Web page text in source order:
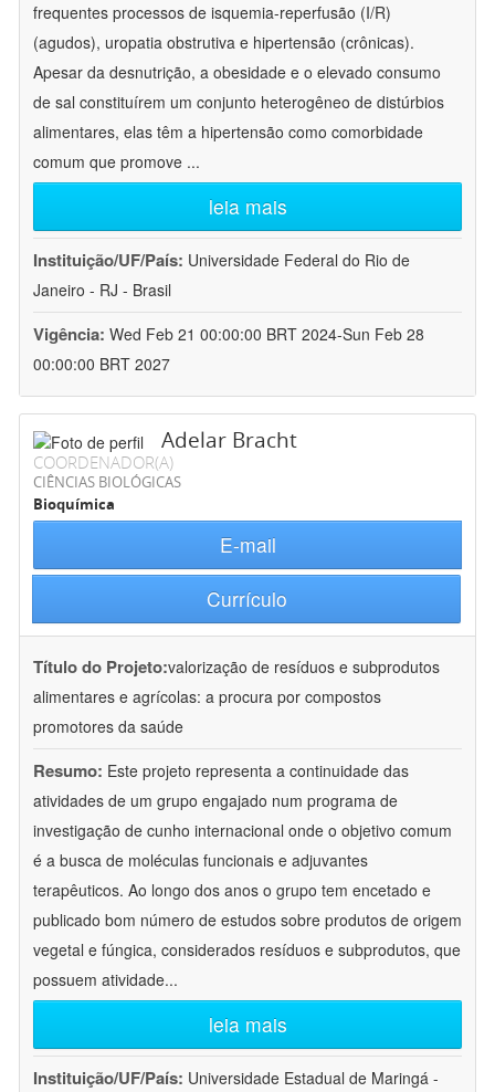
frequentes processos de isquemia-reperfusão (I/R)
(agudos), uropatia obstrutiva e hipertensão (crônicas).
Apesar da desnutrição, a obesidade e o elevado consumo
de sal constituírem um conjunto heterogêneo de distúrbios
alimentares, elas têm a hipertensão como comorbidade
comum que promove ...
leia mais
Instituição/UF/País: Universidade Federal do Rio de
Janeiro - RJ - Brasil
Vigência: Wed Feb 21 00:00:00 BRT 2024-Sun Feb 28
00:00:00 BRT 2027
Adelar Bracht
COORDENADOR(A)
CIÊNCIAS BIOLÓGICAS
Bioquímica
E-mail
Currículo
Título do Projeto:valorização de resíduos e subprodutos
alimentares e agrícolas: a procura por compostos
promotores da saúde
Resumo: Este projeto representa a continuidade das
atividades de um grupo engajado num programa de
investigação de cunho internacional onde o objetivo comum
é a busca de moléculas funcionais e adjuvantes
terapêuticos. Ao longo dos anos o grupo tem encetado e
publicado bom número de estudos sobre produtos de origem
vegetal e fúngica, considerados resíduos e subprodutos, que
possuem atividade...
leia mais
Instituição/UF/País: Universidade Estadual de Maringá -